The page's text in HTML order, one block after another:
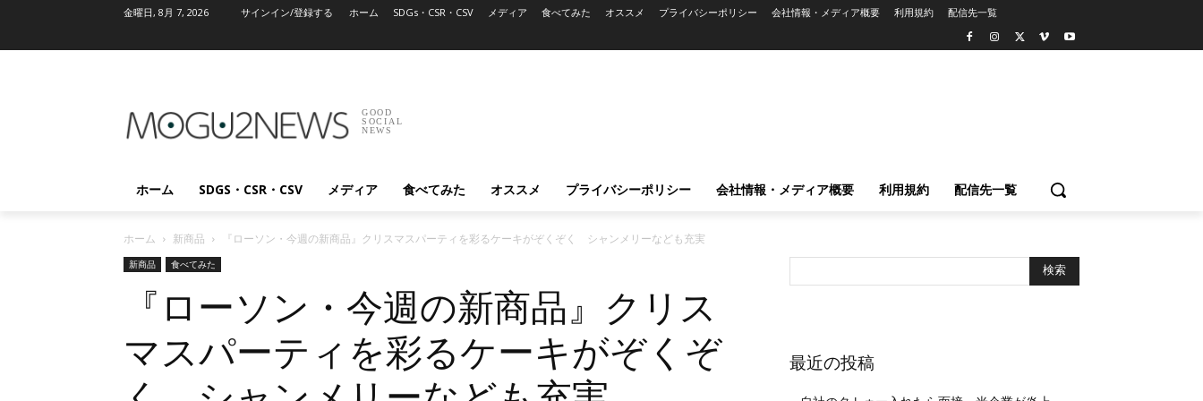
金曜日, 8月 7, 2026 サインイン/登録する ホーム SDGs・CSR・CSV メディア 食べてみた オススメ プライバシーポリシー 会社情報・メディア概要 利用規約 配信先一覧
GOOD
SOCIAL
NEWS
ホーム SDGS・CSR・CSV メディア 食べてみた オススメ プライバシーポリシー 会社情報・メディア概要 利用規約 配信先一覧
ホーム 新商品 『ローソン・今週の新商品』クリスマスパーティを彩るケーキがぞくぞく シャンメリーなども充実
新商品 食べてみた
『ローソン・今週の新商品』クリス
マスパーティを彩るケーキがぞくぞ
最近の投稿